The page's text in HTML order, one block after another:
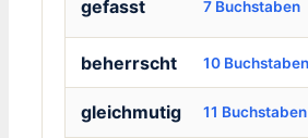
gefasst 7 Buchstaben
beherrscht 10 Buchstaben
gleichmutig 11 Buchstaben